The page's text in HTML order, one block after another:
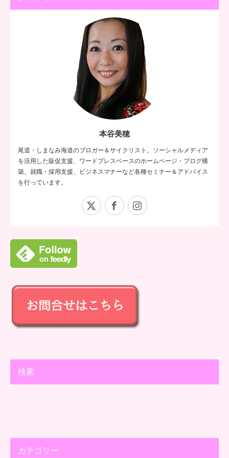
本谷美穂
尾道・しまなみ海道のブロガー＆サイクリスト。ソーシャルメディア
を活用した販促支援、ワードプレスベースのホームページ・ブログ構
築、就職・採用支援、ビジネスマナーなど各種セミナー＆アドバイス
を行っています。
Facebook
検索
カテゴリー